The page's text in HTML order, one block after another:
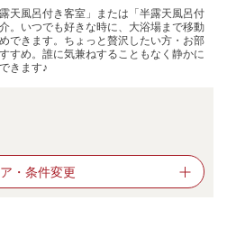
天風呂付き客室」または「半露天風呂付
。いつでも好きな時に、大浴場まで移動
できます。ちょっと贅沢したい方・お部
すめ。誰に気兼ねすることもなく静かに
きます♪
・ 条件変更